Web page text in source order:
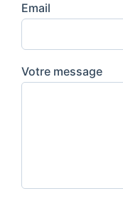
Email
Votre message